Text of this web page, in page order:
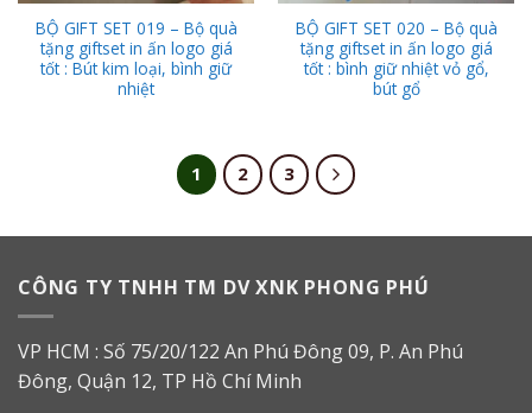
BỘ GIFT SET 019 – Bộ quà
tặng giftset in ấn logo giá
tốt : Bút kim loại, bình giữ
nhiệt
BỘ GIFT SET 020 – Bộ quà
tặng giftset in ấn logo giá
tốt : bình giữ nhiệt vỏ gổ,
bút gổ
1 2 3
CÔNG TY TNHH TM DV XNK PHONG PHÚ
VP HCM : Số 75/20/122 An Phú Đông 09, P. An Phú
Đông, Quận 12, TP Hồ Chí Minh